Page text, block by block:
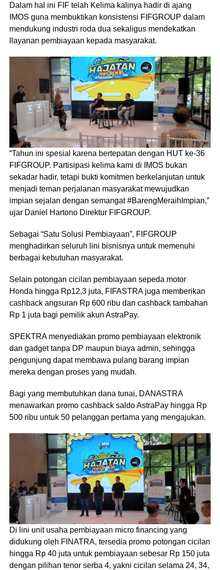
Dalam hal ini FIF telah Kelima kalinya hadir di ajang
IMOS guna membuktikan konsistensi FIFGROUP dalam
mendukung industri roda dua sekaligus mendekatkan
llayanan pembiayaan kepada masyarakat.
“Tahun ini spesial karena bertepatan dengan HUT ke-36
FIFGROUP. Partisipasi kelima kami di IMOS bukan
sekadar hadir, tetapi bukti komitmen berkelanjutan untuk
menjadi teman perjalanan masyarakat mewujudkan
impian sejalan dengan semangat #BarengMeraihImpian,”
ujar Daniel Hartono Direktur FIFGROUP.
Sebagai “Satu Solusi Pembiayaan”, FIFGROUP
menghadirkan seluruh lini bisnisnya untuk memenuhi
berbagai kebutuhan masyarakat.
Selain potongan cicilan pembiayaan sepeda motor
Honda hingga Rp12,3 juta, FIFASTRA juga memberikan
cashback angsuran Rp 600 ribu dan cashback tambahan
Rp 1 juta bagi pemilik akun AstraPay.
SPEKTRA menyediakan promo pembiayaan elektronik
dan gadget tanpa DP maupun biaya admin, sehingga
pengunjung dapat membawa pulang barang impian
mereka dengan proses yang mudah.
Bagi yang membutuhkan dana tunai, DANASTRA
menawarkan promo cashback saldo AstraPay hingga Rp
500 ribu untuk 50 pelanggan pertama yang mengajukan.
Di lini unit usaha pembiayaan micro financing yang
didukung oleh FINATRA, tersedia promo potongan cicilan
hingga Rp 40 juta untuk pembiayaan sebesar Rp 150 juta
dengan pilihan tenor serba 4, yakni cicilan selama 24, 34,